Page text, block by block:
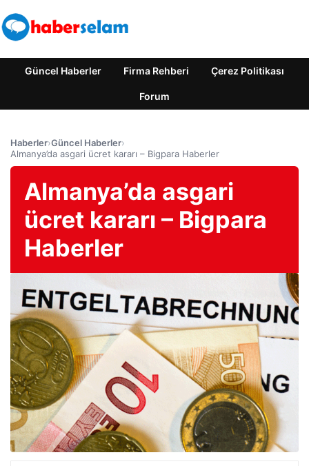
Güncel Haberler Firma Rehberi Çerez Politikası
Forum
Haberler›Güncel Haberler›
Almanya’da asgari ücret kararı – Bigpara Haberler
Almanya’da asgari
ücret kararı – Bigpara
Haberler